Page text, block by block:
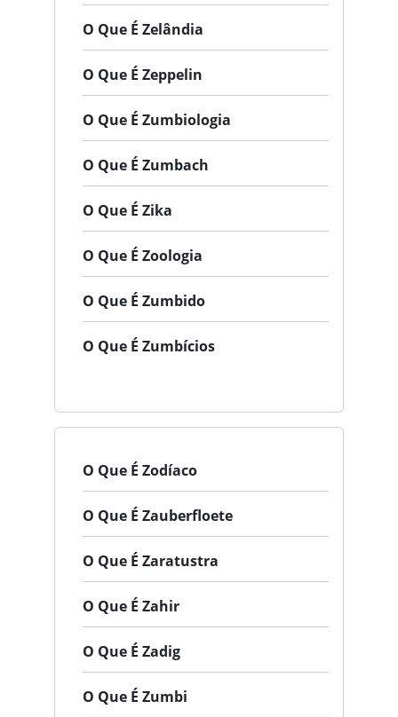
O Que É Zelândia
O Que É Zeppelin
O Que É Zumbiologia
O Que É Zumbach
O Que É Zika
O Que É Zoologia
O Que É Zumbido
O Que É Zumbícios
O Que É Zodíaco
O Que É Zauberfloete
O Que É Zaratustra
O Que É Zahir
O Que É Zadig
O Que É Zumbi